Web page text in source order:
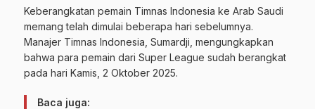
Keberangkatan pemain Timnas Indonesia ke Arab Saudi
memang telah dimulai beberapa hari sebelumnya.
Manajer Timnas Indonesia, Sumardji, mengungkapkan
bahwa para pemain dari Super League sudah berangkat
pada hari Kamis, 2 Oktober 2025.
Baca juga: